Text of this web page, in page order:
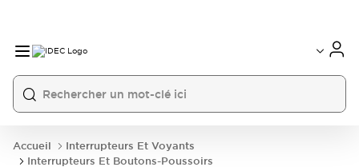
Accueil
Interrupteurs Et Voyants
Interrupteurs Et Boutons-Poussoirs